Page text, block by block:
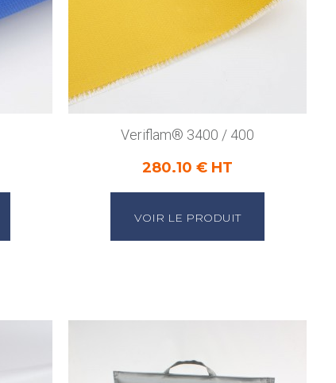
Veriflam® 3400 / 400
280.10 € HT
VOIR LE PRODUIT